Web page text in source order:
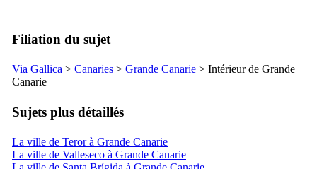
Filiation du sujet
Via Gallica > Canaries > Grande Canarie > Intérieur de Grande
Canarie
Sujets plus détaillés
La ville de Teror à Grande Canarie
La ville de Valleseco à Grande Canarie